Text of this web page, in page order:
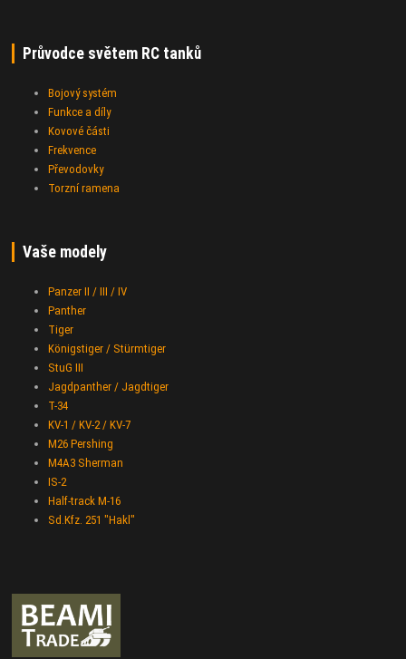
Průvodce světem RC tanků
Bojový systém
Funkce a díly
Kovové části
Frekvence
Převodovky
Torzní ramena
Vaše modely
Panzer II / III / IV
Panther
Tiger
Königstiger / Stürmtiger
StuG III
Jagdpanther / Jagdtiger
T-34
KV-1 / KV-2 / KV-7
M26 Pershing
M4A3 Sherman
IS-2
Half-track M-16
Sd.Kfz. 251 "Hakl"